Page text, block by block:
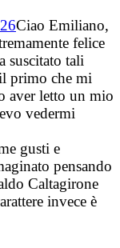
Ciao Emiliano,
felice
suscitato tali
primo che mi
aver letto un mio
vedermi
gusti e
pensando
Caltagirone
invece è